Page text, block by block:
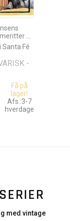
Nr.
2
Fé
-
Få på
lager!
Afs.:3-7
hverdage
med vintage